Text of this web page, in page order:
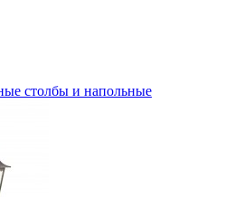
столбы и напольные